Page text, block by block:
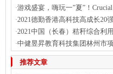
·游戏盛宴，嗨玩一”夏”！Crucial
·2021德勤香港高科技高成长20
·2021中国（长春）秸秆综合利
·中健昱昇教育科技集团林州市
推荐文章